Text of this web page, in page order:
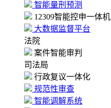
智能量刑预测
12309智能控申一体机
大数据监督平台
法院
案件智能审判
司法局
行政复议一体化
规范性审查
智能调解系统